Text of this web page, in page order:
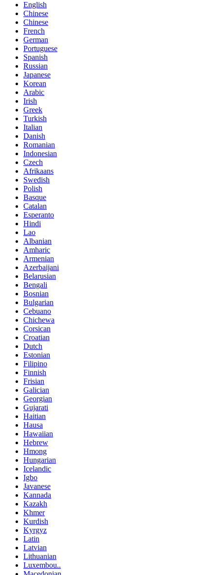
English
Chinese
Chinese
French
German
Portuguese
Spanish
Russian
Japanese
Korean
Arabic
Irish
Greek
Turkish
Italian
Danish
Romanian
Indonesian
Czech
Afrikaans
Swedish
Polish
Basque
Catalan
Esperanto
Hindi
Lao
Albanian
Amharic
Armenian
Azerbaijani
Belarusian
Bengali
Bosnian
Bulgarian
Cebuano
Chichewa
Corsican
Croatian
Dutch
Estonian
Filipino
Finnish
Frisian
Galician
Georgian
Gujarati
Haitian
Hausa
Hawaiian
Hebrew
Hmong
Hungarian
Icelandic
Igbo
Javanese
Kannada
Kazakh
Khmer
Kurdish
Kyrgyz
Latin
Latvian
Lithuanian
Luxembou..